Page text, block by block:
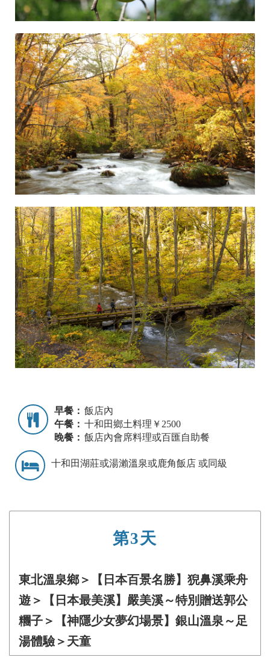
早餐： 飯店內
午餐： 十和田鄉土料理￥2500
晚餐： 飯店內會席料理或百匯自助餐
十和田湖莊或湯瀨溫泉或鹿角飯店 或同級
第3天
東北溫泉鄉＞【日本百景名勝】猊鼻溪乘舟
遊＞【日本最美溪】嚴美溪～特別贈送郭公
糰子＞【神隱少女夢幻場景】銀山溫泉～足
湯體驗＞天童